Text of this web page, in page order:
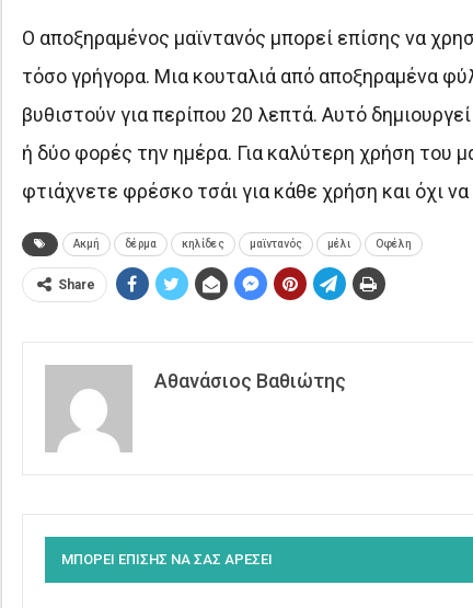
Ο αποξηραμένος μαϊντανός μπορεί επίσης να
τόσο γρήγορα. Μια κουταλιά από αποξηραμένα
βυθιστούν για περίπου 20 λεπτά. Αυτό
ή δύο φορές την ημέρα. Για καλύτερη χρήση του
φτιάχνετε φρέσκο τσάι για κάθε χρήση και όχι
Ακμή δέρμα κηλίδες μαϊντανός μέλι Οφέλη
Share
Αθανάσιος Βαθιώτης
ΜΠΟΡΕΙ ΕΠΙΣΗΣ ΝΑ ΣΑΣ ΑΡΕΣΕΙ